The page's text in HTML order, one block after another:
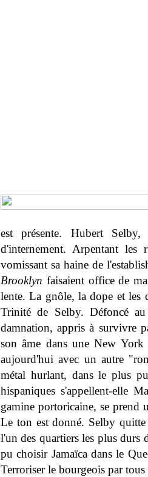
est présente. Hubert
d'internement. Arpentant
vomissant sa haine de
Brooklyn faisaient office de
lente. La gnôle, la dope et les
Trinité de Selby. Défoncé
damnation, appris à survivre
son âme dans une New
aujourd'hui avec un autre
métal hurlant, dans le plus
hispaniques s'appellent-elle
gamine portoricaine, se prend
Le ton est donné. Selby
l'un des quartiers les plus
pu choisir Jamaïca dans le
Terroriser le bourgeois par tous